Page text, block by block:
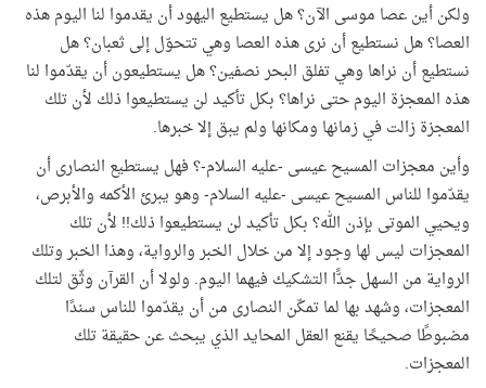
ولكن أين عصا موسى الآن؟ هل يستطيع اليهود أن يقدموا لنا اليوم هذه
العصا؟ هل نستطيع أن نرى هذه العصا وهي تتحوّل إلى ثعبان؟ هل
نستطيع أن نراها وهي تفلق البحر نصفين؟ هل يستطيعون أن يقدّموا لنا
هذه المعجزة اليوم حتى نراها؟ بكل تأكيد لن يستطيعوا ذلك لأن تلك
المعجزة زالت في زمانها ومكانها ولم يبق إلا خبرها.
وأين معجزات المسيح عيسى -عليه السلام-؟ فهل يستطيع النصارى أن
يقدّموا للناس المسيح عيسى -عليه السلام- وهو يبرئ الأكمه والأبرص،
ويحيي الموتى بإذن الله؟ بكل تأكيد لن يستطيعوا ذلك!! لأن تلك
المعجزات ليس لها وجود إلا من خلال الخبر والرواية، وهذا الخبر وتلك
الرواية من السهل جدًّا التشكيك فيهما اليوم. ولولا أن القرآن وثّق لتلك
المعجزات، وشهد بها لما تمكّن النصارى من أن يقدّموا للناس سندًا
مضبوطًا صحيحًا يقنع العقل المحايد الذي يبحث عن حقيقة تلك
المعجزات.